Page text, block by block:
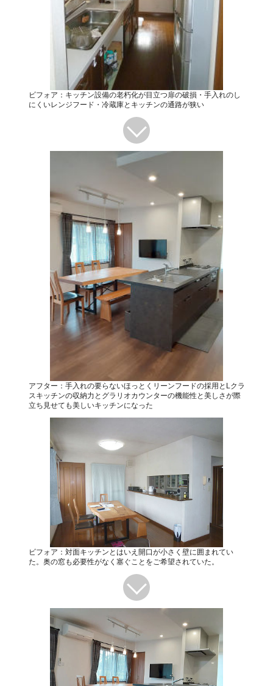
ビフォア：キッチン設備の老朽化が目立つ扉の破損・手入れのし
にくいレンジフード・冷蔵庫とキッチンの通路が狭い
アフター：手入れの要らないほっとくリーンフードの採用とLクラ
スキッチンの収納力とグラリオカウンターの機能性と美しさが際
立ち見せても美しいキッチンになった
ビフォア：対面キッチンとはいえ開口が小さく壁に囲まれてい
た。奥の窓も必要性がなく塞ぐことをご希望されていた。